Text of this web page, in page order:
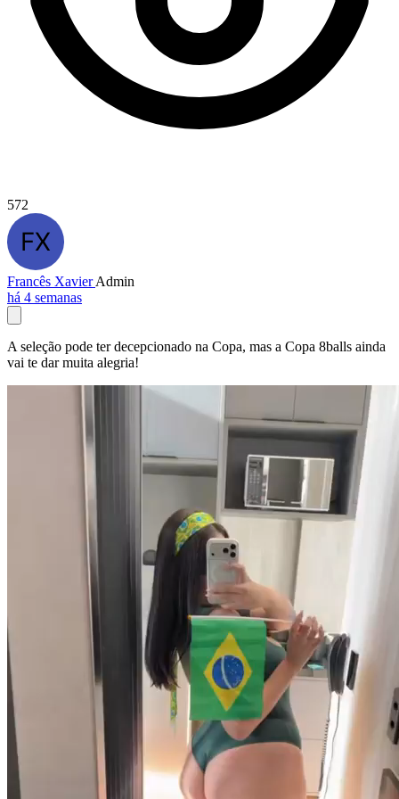
572
Francês XavierAdmin
há 4 semanas
A seleção pode ter decepcionado na Copa, mas a Copa 8balls ainda
vai te dar muita alegria!